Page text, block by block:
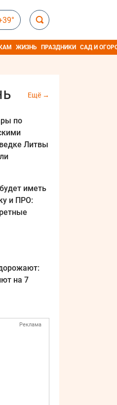
ЖИЗНЬ ПРАЗДНИКИ САД И
Ещё
по
Литвы
иметь
и ПРО:
на 7
Реклама